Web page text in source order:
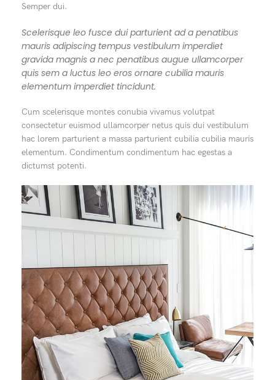
Semper dui.
Scelerisque leo fusce dui parturient ad a penatibus
mauris adipiscing tempus vestibulum imperdiet
gravida magnis a nec penatibus augue ullamcorper
quis sem a luctus leo eros ornare cubilia mauris
elementum imperdiet tincidunt.
Cum scelerisque montes conubia vivamus volutpat
consectetur euismod ullamcorper netus quis dui vestibulum
hac lorem parturient a massa parturient cubilia cubilia mauris
elementum. Condimentum condimentum hac egestas a
dictumst potenti.